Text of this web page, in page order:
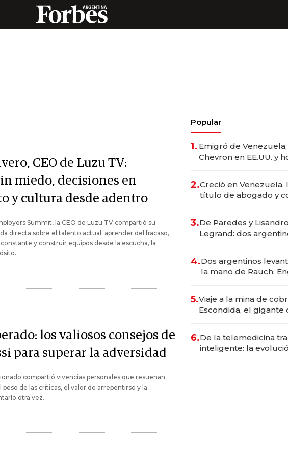
CEO de Luzu TV:
miedo, decisiones en
y cultura desde adentro
Summit, la CEO de Luzu TV compartió su
directa sobre el talento actual: aprender del fracaso,
y construir equipos desde la escucha, la
los valiosos consejos de
para superar la adversidad
compartió vivencias personales que resuenan
peso de las críticas, el valor de arrepentirse y la
otra vez.
Popular
1. Emigró de
Chevron en EE.UU. y
2.Creció en
título de abogado y
3.De Paredes y
Legrand: dos
4.Dos argentinos
la mano de Rauch,
5.Viaje a la mina de
Escondida, el gigante
6.De la telemedicina
inteligente: la